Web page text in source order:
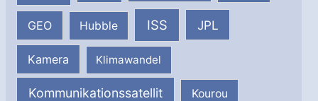
GEO Hubble ISS JPL
Kamera Klimawandel
Kommunikationssatellit Kourou